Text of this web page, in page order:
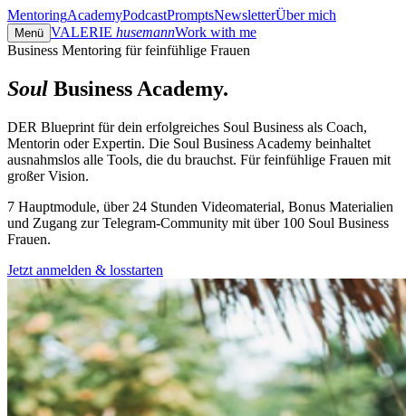
MentoringAcademyPodcastPromptsNewsletterÜber mich
Menü VALERIE husemannWork with me
Business Mentoring für feinfühlige Frauen
Soul Business Academy.
DER Blueprint für dein erfolgreiches Soul Business als Coach,
Mentorin oder Expertin. Die Soul Business Academy beinhaltet
ausnahmslos alle Tools, die du brauchst. Für feinfühlige Frauen mit
großer Vision.
7 Hauptmodule, über 24 Stunden Videomaterial, Bonus Materialien
und Zugang zur Telegram-Community mit über 100 Soul Business
Frauen.
Jetzt anmelden & losstarten